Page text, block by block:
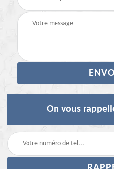
On vous